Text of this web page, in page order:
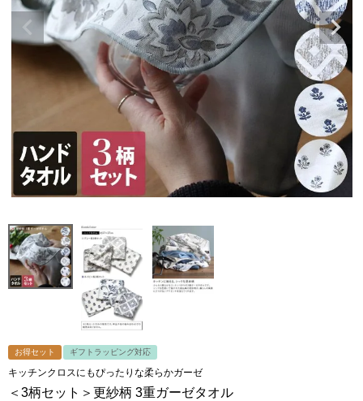
お得セット ギフトラッピング対応
キッチンクロスにもぴったりな柔らかガーゼ
＜3柄セット＞更紗柄 3重ガーゼタオル